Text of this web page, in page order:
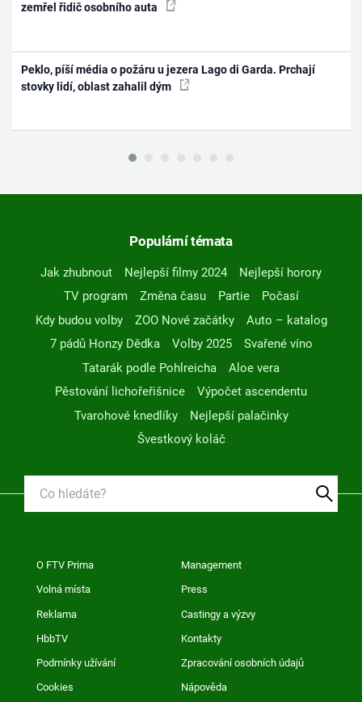
zemřel řidič osobního auta
Peklo, píší média o požáru u jezera Lago di Garda. Prchají
stovky lidí, oblast zahalil dým
Populární témata
Jak zhubnout Nejlepší filmy 2024
Nejlepší horory
TV program
Změna času Partie
Počasí
Kdy budou volby
ZOO Nové začátky
Auto – katalog
7 pádů Honzy Dědka
Volby 2025
Svařené víno
Tatarák podle Pohlreicha
Aloe vera
Pěstování lichořeřišnice
Výpočet ascendentu
Tvarohové knedlíky
Nejlepší palačinky
Švestkový koláč
O FTV Prima Management
Volná místa Press
Reklama Castingy a výzvy
HbbTV Kontakty
Podmínky užívání Zpracování osobních údajů
Cookies Nápověda